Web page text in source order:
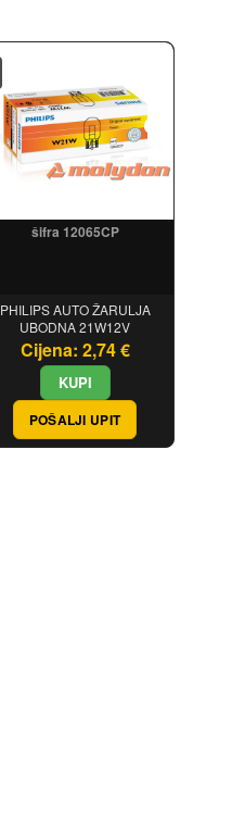
šifra 12065CP
PHILIPS AUTO ŽARULJA
UBODNA 21W12V
Cijena: 2,74 €
POŠALJI UPIT